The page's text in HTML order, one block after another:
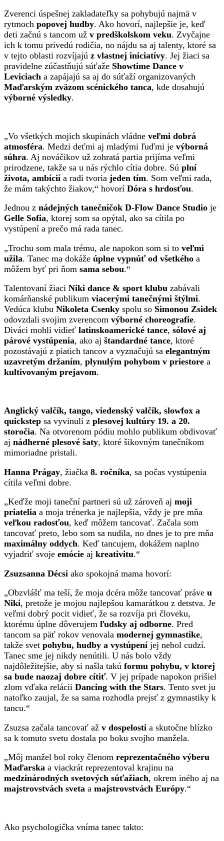
Zverenci úspešnej zakladateľky sa pohybujú najmä v
rytmoch popovej hudby. Ako hovorí, najlepšie je, keď
deti začnú s tancom už v predškolskom veku. Zvyčajne
ich k tomu privedú rodičia, no nájdu sa aj talenty, ktoré sa
v tejto oblasti rozvíjajú z vlastnej iniciatívy. Jej žiaci sa
pravidelne zúčastňujú súťaže Showtime Dance v
Leviciach a zapájajú sa aj do súťaží organizovaných
Maďarským zväzom scénického tanca, kde dosahujú
výborné výsledky.
„Vo všetkých mojich skupinách vládne veľmi dobrá
atmosféra. Medzi deťmi aj mladými ľuďmi je výborná
súhra. Aj nováčikov už zohratá partia prijíma veľmi
prirodzene, takže sa u nás rýchlo cítia dobre. Sú plní
života, ambíciía radi tvoria jeden tím. Som veľmi rada,
že mám takýchto žiakov,“ hovorí Dóra s hrdosťou.
Jednou z nádejných tanečníčok D-Flow Dance Studio je
Gelle Sofia, ktorej som sa opýtal, ako sa cítila po
vystúpení a prečo má rada tanec.
„Trochu som mala trému, ale napokon som si to veľmi
užila. Tanec ma dokáže úplne vypnúť od všetkého a
môžem byť pri ňom sama sebou.“
Talentovaní žiaci Niki dance & sport klubu zabávali
komárňanské publikum viacerými tanečnými štýlmi.
Vedúca klubu Nikoleta Csenky spolu so Simonou Zsidek
odovzdali svojim zverencom výborné choreografie.
Diváci mohli vidieť latinskoamerické tance, sólové aj
párové vystúpenia, ako aj štandardné tance, ktoré
pozostávajú z piatich tancov a vyznačujú sa elegantným
uzavretým držaním, plynulým pohybom v priestore a
kultivovaným prejavom.
Anglický valčík, tango, viedenský valčík, slowfox a
quickstep sa vyvinuli z plesovej kultúry 19. a 20.
storočia. Na otvorenom pódiu mohlo publikum obdivovať
aj nádherné plesové šaty, ktoré šikovným tanečníkom
mimoriadne pristali.
Hanna Prágay, žiačka 8. ročníka, sa počas vystúpenia
cítila veľmi dobre.
„Keďže moji taneční partneri sú už zároveň aj moji
priatelia a moja trénerka je najlepšia, vždy je pre mňa
veľkou radosťou, keď môžem tancovať. Začala som
tancovať preto, lebo som sa nudila, no dnes je to pre mňa
maximálny oddych. Keď tancujem, dokážem naplno
vyjadriť svoje emócie aj kreativitu.“
Zsuzsanna Décsi ako spokojná mama hovorí:
„Obzvlášť ma teší, že moja dcéra môže tancovať práve u
Niki, pretože je mojou najlepšou kamarátkou z detstva. Je
veľmi dobrý pocit vidieť, že sa rozvíja pri človeku,
ktorému úplne dôverujem ľudsky aj odborne. Pred
tancom sa päť rokov venovala modernej gymnastike,
takže svet pohybu, hudby a vystúpeníjej nebol cudzí.
Tanec sme jej nikdy nenútili. U nás bolo vždy
najdôležitejšie, aby si našla takú formu pohybu, v ktorej
sa bude naozaj dobre cítiť. V jej prípade napokon prišiel
zlom vďaka relácii Dancing with the Stars. Tento svet ju
natoľko zaujal, že sa sama rozhodla prejsť z gymnastiky k
tancu.“
Zsuzsa začala tancovať až v dospelosti a skutočne blízko
sa k tomuto svetu dostala po boku svojho manžela.
„Môj manžel bol roky členom reprezentačného výberu
Maďarska a viackrát reprezentoval krajinu na
medzinárodných svetových súťažiach, okrem iného aj na
majstrovstvách sveta a majstrovstvách Európy.“
Ako psychologička vníma tanec takto: